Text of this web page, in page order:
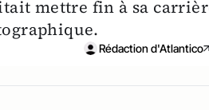
mettre fin à sa
Rédaction d'Atlantico